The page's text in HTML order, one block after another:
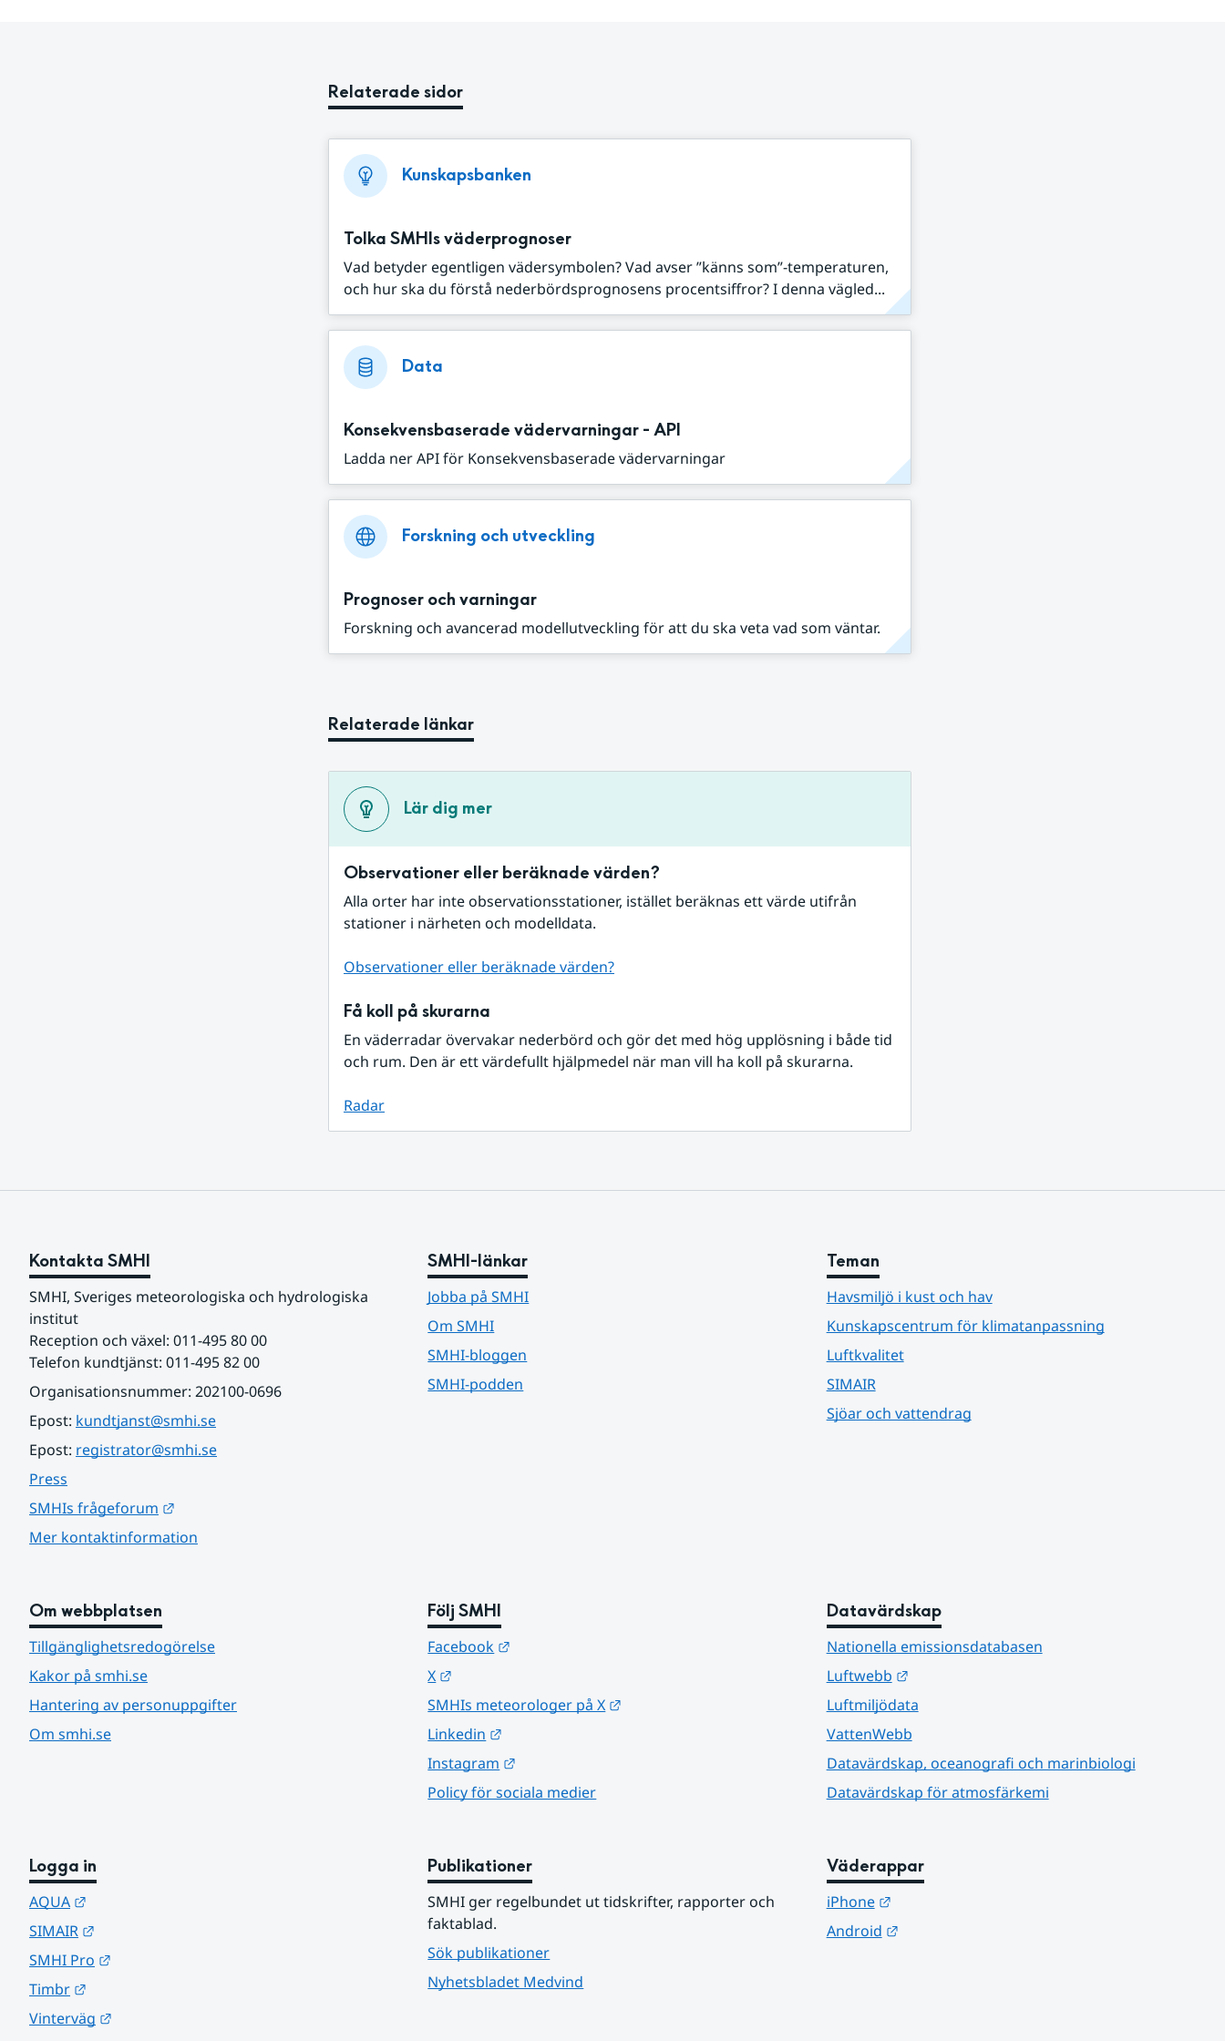
Relaterade sidor
Kunskapsbanken
Tolka SMHIs väderprognoser
Vad betyder egentligen vädersymbolen? Vad avser ”känns som”-temperaturen,
och hur ska du förstå nederbördsprognosens procentsiffror? I denna vägled...
Data
Konsekvensbaserade vädervarningar - API
Ladda ner API för Konsekvensbaserade vädervarningar
Forskning och utveckling
Prognoser och varningar
Forskning och avancerad modellutveckling för att du ska veta vad som väntar.
Relaterade länkar
Lär dig mer
Observationer eller beräknade värden?
Alla orter har inte observationsstationer, istället beräknas ett värde utifrån
stationer i närheten och modelldata.
Observationer eller beräknade värden?
Få koll på skurarna
En väderradar övervakar nederbörd och gör det med hög upplösning i både tid
och rum. Den är ett värdefullt hjälpmedel när man vill ha koll på skurarna.
Radar
Kontakta SMHI
SMHI, Sveriges meteorologiska och hydrologiska
institut
Reception och växel: 011-495 80 00
Telefon kundtjänst: 011-495 82 00
Organisationsnummer: 202100-0696
Epost: kundtjanst@smhi.se
Epost: registrator@smhi.se
Press
SMHIs frågeforum
Mer kontaktinformation
SMHI-länkar
Jobba på SMHI
Om SMHI
SMHI-bloggen
SMHI-podden
Teman
Havsmiljö i kust och hav
Kunskapscentrum för klimatanpassning
Luftkvalitet
SIMAIR
Sjöar och vattendrag
Om webbplatsen
Tillgänglighetsredogörelse
Kakor på smhi.se
Hantering av personuppgifter
Om smhi.se
Följ SMHI
Facebook
X
SMHIs meteorologer på X
Linkedin
Instagram
Policy för sociala medier
Datavärdskap
Nationella emissionsdatabasen
Luftwebb
Länk till annan webbplats.
Luftmiljödata
VattenWebb
Datavärdskap, oceanografi och marinbiologi
Datavärdskap för atmosfärkemi
Logga in
AQUA
SIMAIR
SMHI Pro
Timbr
Vinterväg
Publikationer
SMHI ger regelbundet ut tidskrifter, rapporter och
faktablad.
Sök publikationer
Nyhetsbladet Medvind
Väderappar
iPhone
Länk till annan webbplats.
Android
Länk till annan webbplats.